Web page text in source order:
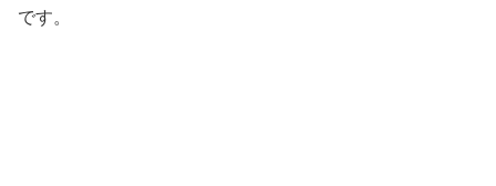
です。